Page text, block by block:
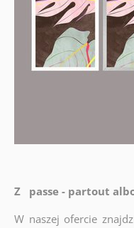
Z passe - partout
W naszej ofercie